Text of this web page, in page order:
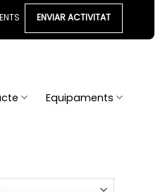
ENVIAR ACTIVITAT
Equipaments